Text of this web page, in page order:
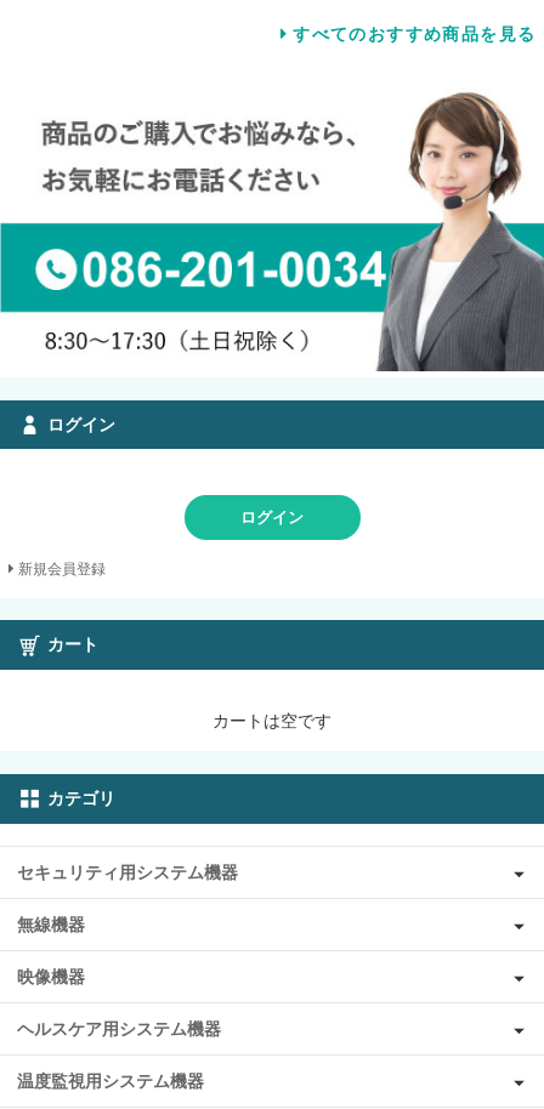
すべてのおすすめ商品を見る
ログイン
ログイン
新規会員登録
カート
カートは空です
カテゴリ
セキュリティ用システム機器
無線機器
映像機器
ヘルスケア用システム機器
温度監視用システム機器